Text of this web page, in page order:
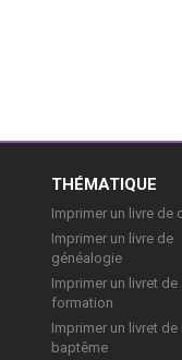
THÉMATIQUE
Imprimer un livre de
Imprimer un livre de
généalogie
Imprimer un livret de
formation
Imprimer un livret
baptême